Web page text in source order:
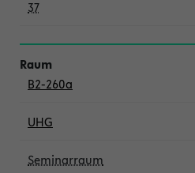
37
B2-260a
UHG
Seminarraum